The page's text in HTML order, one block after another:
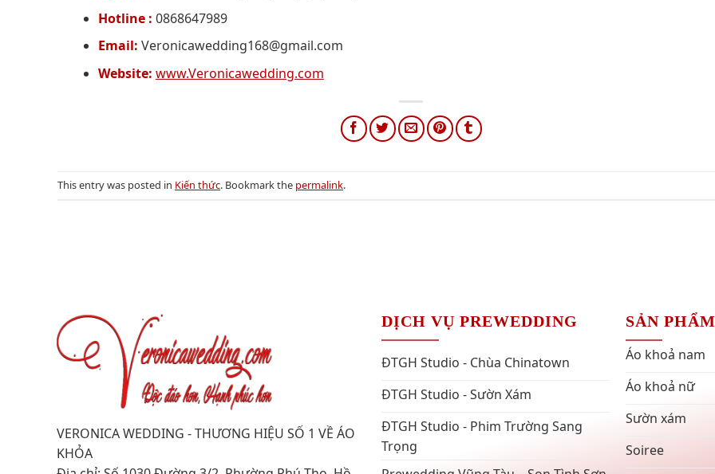
Hotline : 0868647989
Email: Veronicawedding168@gmail.com
Website: www.Veronicawedding.com
This entry was posted in Kiến thức. Bookmark the permalink.
VERONICA WEDDING - THƯƠNG HIỆU SỐ 1 VỀ ÁO
KHỎA
DỊCH VỤ PREWEDDING
ĐTGH Studio - Chùa Chinatown
ĐTGH Studio - Sườn Xám
ĐTGH Studio - Phim Trường Sang
Trọng
SẢN PHẨM
Áo khoả nam
Áo khoả nữ
Sườn xám
Soiree